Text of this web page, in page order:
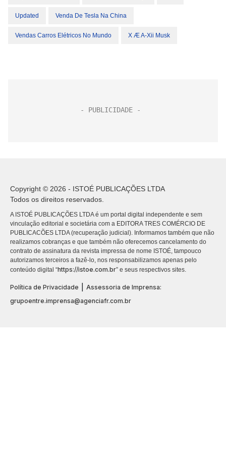
Updated Venda De Tesla Na China
Vendas Carros Elétricos No Mundo X Æ A-Xii Musk
Copyright © 2026 - ISTOÉ PUBLICAÇÕES LTDA
Todos os direitos reservados.
A ISTOÉ PUBLICAÇÕES LTDA é um portal digital independente e sem
vinculação editorial e societária com a EDITORA TRES COMÉRCIO DE
PUBLICACÕES LTDA (recuperação judicial). Informamos também que não
realizamos cobranças e que também não oferecemos cancelamento do
contrato de assinatura da revista impressa de nome ISTOÉ, tampouco
autorizamos terceiros a fazê-lo, nos responsabilizamos apenas pelo
conteúdo digital “https://istoe.com.br” e seus respectivos sites.
Política de Privacidade
Assessoria de Imprensa:
grupoentre.imprensa@agenciafr.com.br